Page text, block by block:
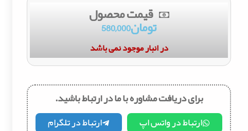
قیمت محصول
تومان580,000
در انبار موجود نمی باشد
برای دریافت مشاوره با ما در ارتباط باشید.
ارتباط در واتس اپ ارتباط در تلگرام